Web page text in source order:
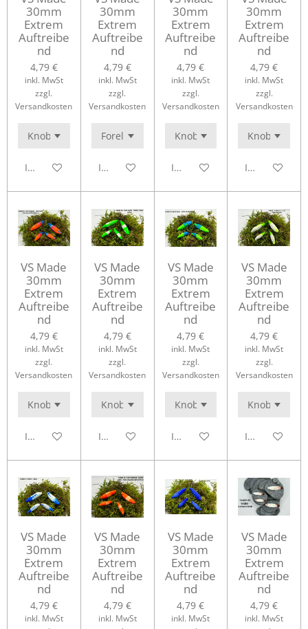
30mm
Extrem
Auftreibe
nd
4,79 €
inkl. MwSt
zzgl.
Versandkosten
In den Warenkorb
30mm
Extrem
Auftreibe
nd
4,79 €
inkl. MwSt
zzgl.
Versandkosten
In den Warenkorb
30mm
Extrem
Auftreibe
nd
4,79 €
inkl. MwSt
zzgl.
Versandkosten
In den Warenkorb
30mm
Extrem
Auftreibe
nd
4,79 €
inkl. MwSt
zzgl.
Versandkosten
In den
VS Made
30mm
Extrem
Auftreibe
nd
4,79 €
inkl. MwSt
zzgl.
Versandkosten
In den Warenkorb
VS Made
30mm
Extrem
Auftreibe
nd
4,79 €
inkl. MwSt
zzgl.
Versandkosten
In den Warenkorb
VS Made
30mm
Extrem
Auftreibe
nd
4,79 €
inkl. MwSt
zzgl.
Versandkosten
In den Warenkorb
VS Made
30mm
Extrem
Auftreibe
nd
4,79 €
inkl. MwSt
zzgl.
Versandkosten
In den
VS Made
30mm
Extrem
Auftreibe
nd
4,79 €
inkl. MwSt
VS Made
30mm
Extrem
Auftreibe
nd
4,79 €
inkl. MwSt
VS Made
30mm
Extrem
Auftreibe
nd
4,79 €
inkl. MwSt
VS Made
30mm
Extrem
Auftreibe
nd
4,79 €
inkl. MwSt